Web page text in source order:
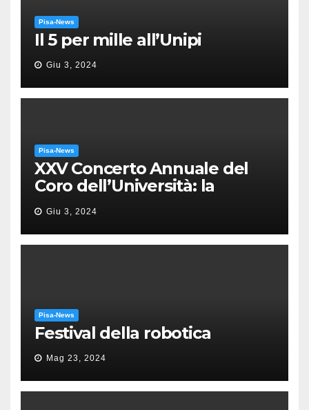
Pisa-News
Il 5 per mille all’Unipi
Giu 3, 2024
Pisa-News
XXV Concerto Annuale del
Coro dell’Università: la
“Messa in gloria” di Giacomo
Puccini
Giu 3, 2024
Pisa-News
Festival della robotica
Mag 23, 2024